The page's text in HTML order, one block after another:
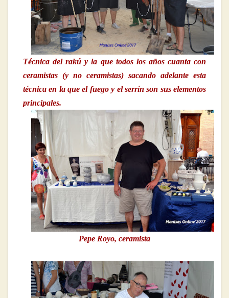
Técnica del rakú y la que todos los años cuanta con
ceramistas (y no ceramistas) sacando adelante esta
técnica en la que el fuego y el serrín son sus elementos
principales.
Pepe Royo, ceramista